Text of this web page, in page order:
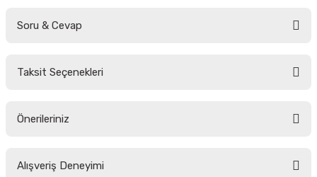
Soru & Cevap
Taksit Seçenekleri
Önerileriniz
yetersiz gördüğünüz noktaları öneri formunu kullanarak tarafımıza
Alışveriş Deneyimi